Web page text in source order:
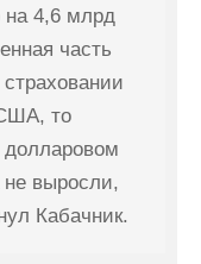
на 4,6 млрд
часть
то
долларовом
выросли,
Кабачник.